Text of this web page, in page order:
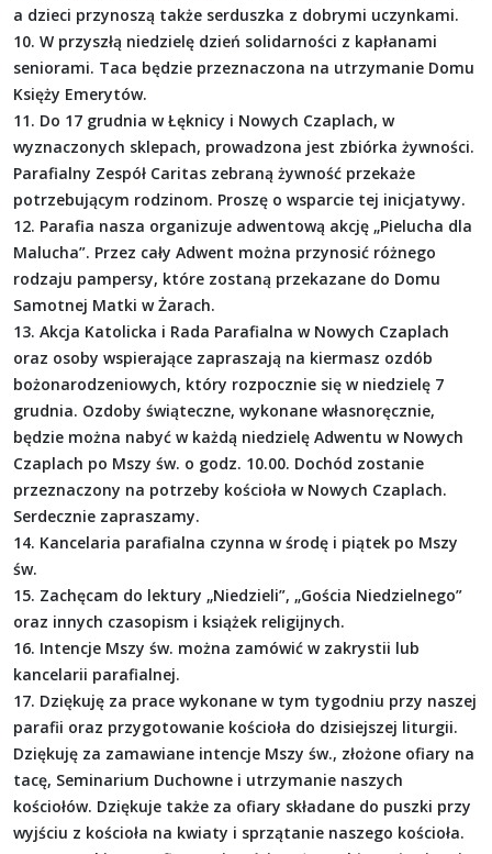
a dzieci przynoszą także serduszka z dobrymi uczynkami.
10. W przyszłą niedzielę dzień solidarności z kapłanami
seniorami. Taca będzie przeznaczona na utrzymanie Domu
Księży Emerytów.
11. Do 17 grudnia w Łęknicy i Nowych Czaplach, w
wyznaczonych sklepach, prowadzona jest zbiórka żywności.
Parafialny Zespół Caritas zebraną żywność przekaże
potrzebującym rodzinom. Proszę o wsparcie tej inicjatywy.
12. Parafia nasza organizuje adwentową akcję „Pielucha dla
Malucha”. Przez cały Adwent można przynosić różnego
rodzaju pampersy, które zostaną przekazane do Domu
Samotnej Matki w Żarach.
13. Akcja Katolicka i Rada Parafialna w Nowych Czaplach
oraz osoby wspierające zapraszają na kiermasz ozdób
bożonarodzeniowych, który rozpocznie się w niedzielę 7
grudnia. Ozdoby świąteczne, wykonane własnoręcznie,
będzie można nabyć w każdą niedzielę Adwentu w Nowych
Czaplach po Mszy św. o godz. 10.00. Dochód zostanie
przeznaczony na potrzeby kościoła w Nowych Czaplach.
Serdecznie zapraszamy.
14. Kancelaria parafialna czynna w środę i piątek po Mszy
św.
15. Zachęcam do lektury „Niedzieli”, „Gościa Niedzielnego”
oraz innych czasopism i książek religijnych.
16. Intencje Mszy św. można zamówić w zakrystii lub
kancelarii parafialnej.
17. Dziękuję za prace wykonane w tym tygodniu przy naszej
parafii oraz przygotowanie kościoła do dzisiejszej liturgii.
Dziękuję za zamawiane intencje Mszy św., złożone ofiary na
tacę, Seminarium Duchowne i utrzymanie naszych
kościołów. Dziękuje także za ofiary składane do puszki przy
wyjściu z kościoła na kwiaty i sprzątanie naszego kościoła.